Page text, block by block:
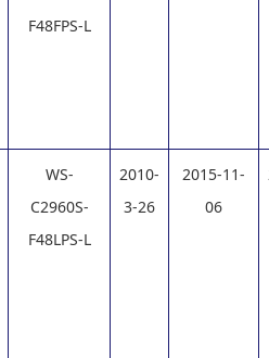
F48FPS-L
WS-
C2960S-
F48LPS-L
2010-
3-26
2015-11-
06